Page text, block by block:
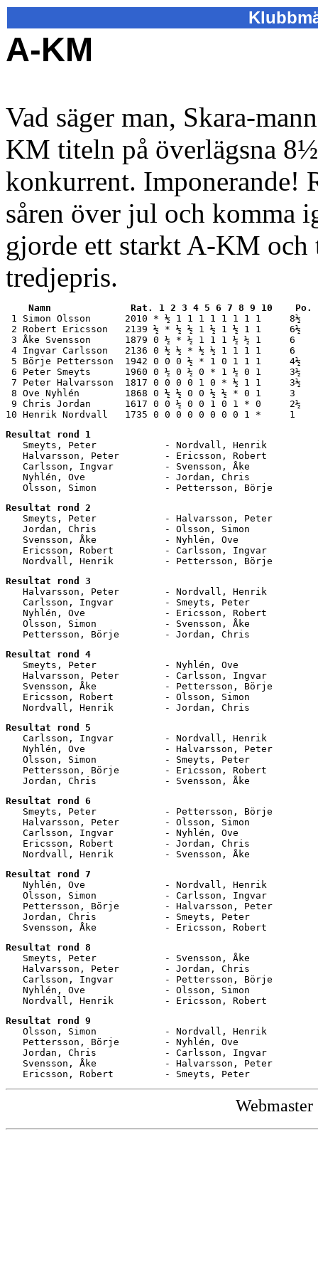
A-KM
Vad säger man, Skara-
KM titeln på överlägsna
konkurrent. Imponerande!
såren över jul och komma
gjorde ett starkt A-KM och
tredjepris.
Namn              Rat. 1 2 3 4 5 6 7 8 9 10    Po.
1 Simon Olsson      2010 * ½ 1 1 1 1 1 1 1 1     8½
2 Robert Ericsson   2139 ½ * ½ ½ 1 ½ 1 ½ 1 1     6½
3 Åke Svensson      1879 0 ½ * ½ 1 1 1 ½ ½ 1     6
4 Ingvar Carlsson   2136 0 ½ ½ * ½ ½ 1 1 1 1     6
5 Börje Pettersson  1942 0 0 0 ½ * 1 0 1 1 1     4½
6 Peter Smeyts      1960 0 ½ 0 ½ 0 * 1 ½ 0 1     3½
7 Peter Halvarsson  1817 0 0 0 0 1 0 * ½ 1 1     3½
8 Ove Nyhlén        1868 0 ½ ½ 0 0 ½ ½ * 0 1     3
9 Chris Jordan      1617 0 0 ½ 0 0 1 0 1 * 0     2½
10 Henrik Nordvall   1735 0 0 0 0 0 0 0 0 1 *     1
Resultat rond 1
Smeyts, Peter            - Nordvall, Henrik
Halvarsson, Peter        - Ericsson, Robert
Carlsson, Ingvar         - Svensson, Åke
Nyhlén, Ove              - Jordan, Chris
Olsson, Simon            - Pettersson, Börje
Resultat rond 2
Smeyts, Peter            - Halvarsson, Peter
Jordan, Chris            - Olsson, Simon
Svensson, Åke            - Nyhlén, Ove
Ericsson, Robert         - Carlsson, Ingvar
Nordvall, Henrik         - Pettersson, Börje
Resultat rond 3
Halvarsson, Peter        - Nordvall, Henrik
Carlsson, Ingvar         - Smeyts, Peter
Nyhlén, Ove              - Ericsson, Robert
Olsson, Simon            - Svensson, Åke
Pettersson, Börje        - Jordan, Chris
Resultat rond 4
Smeyts, Peter            - Nyhlén, Ove
Halvarsson, Peter        - Carlsson, Ingvar
Svensson, Åke            - Pettersson, Börje
Ericsson, Robert         - Olsson, Simon
Nordvall, Henrik         - Jordan, Chris
Resultat rond 5
Carlsson, Ingvar         - Nordvall, Henrik
Nyhlén, Ove              - Halvarsson, Peter
Olsson, Simon            - Smeyts, Peter
Pettersson, Börje        - Ericsson, Robert
Jordan, Chris            - Svensson, Åke
Resultat rond 6
Smeyts, Peter            - Pettersson, Börje
Halvarsson, Peter        - Olsson, Simon
Carlsson, Ingvar         - Nyhlén, Ove
Ericsson, Robert         - Jordan, Chris
Nordvall, Henrik         - Svensson, Åke
Resultat rond 7
Nyhlén, Ove              - Nordvall, Henrik
Olsson, Simon            - Carlsson, Ingvar
Pettersson, Börje        - Halvarsson, Peter
Jordan, Chris            - Smeyts, Peter
Svensson, Åke            - Ericsson, Robert
Resultat rond 8
Smeyts, Peter            - Svensson, Åke
Halvarsson, Peter        - Jordan, Chris
Carlsson, Ingvar         - Pettersson, Börje
Nyhlén, Ove              - Olsson, Simon
Nordvall, Henrik         - Ericsson, Robert
Resultat rond 9
Olsson, Simon            - Nordvall, Henrik
Pettersson, Börje        - Nyhlén, Ove
Jordan, Chris            - Carlsson, Ingvar
Svensson, Åke            - Halvarsson, Peter
Ericsson, Robert         - Smeyts, Peter
Webmaster